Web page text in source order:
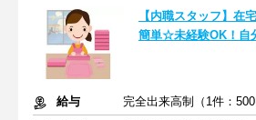
【内職スタッフ】在
簡単☆未経験OK！自
給与